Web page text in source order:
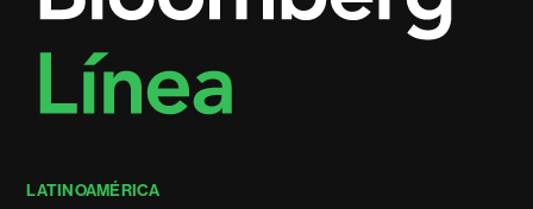
LATINOAMÉRICA